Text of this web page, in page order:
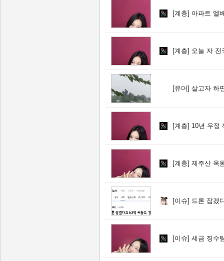
[계층] 아파트 엘
[계층] 오늘 자 전
[유머] 살고자 하
[계층] 10년 우정
[계층] 제주산 옥
[이슈] 드론 잡겠다
[이슈] 세금 징수